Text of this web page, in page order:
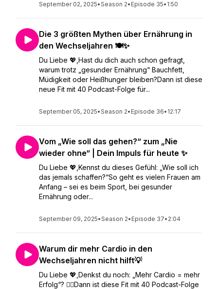
September 02, 2025•Season 2• Episode 35• 1:50
Die 3 größten Mythen über Ernährung in
den Wechseljahren 🍽️✨
Du Liebe 💖,Hast du dich auch schon gefragt,
warum trotz „gesunder Ernährung“ Bauchfett,
Müdigkeit oder Heißhunger bleiben?Dann ist diese
neue Fit mit 40 Podcast-Folge für...
September 05, 2025•Season 2• Episode 36• 12:17
Vom „Wie soll das gehen?“ zum „Nie
wieder ohne“ | Dein Impuls für heute ✨
Du Liebe 💖,Kennst du dieses Gefühl: „Wie soll ich
das jemals schaffen?“So geht es vielen Frauen am
Anfang – sei es beim Sport, bei gesunder
Ernährung oder...
September 09, 2025•Season 2• Episode 37• 2:04
Warum dir mehr Cardio in den
Wechseljahren nicht hilft💡
Du Liebe 💖,Denkst du noch: „Mehr Cardio = mehr
Erfolg“? 🚴‍♀️Dann ist diese Fit mit 40 Podcast-Folge